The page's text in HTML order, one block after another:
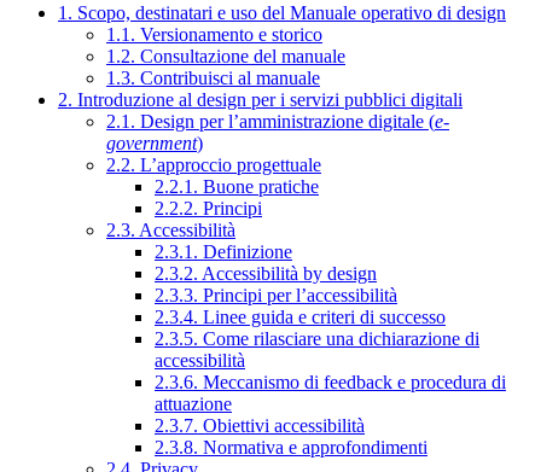
1. Scopo, destinatari e uso del Manuale operativo di design
1.1. Versionamento e storico
1.2. Consultazione del manuale
1.3. Contribuisci al manuale
2. Introduzione al design per i servizi pubblici digitali
2.1. Design per l’amministrazione digitale (e-
government)
2.2. L’approccio progettuale
2.2.1. Buone pratiche
2.2.2. Principi
2.3. Accessibilità
2.3.1. Definizione
2.3.2. Accessibilità by design
2.3.3. Principi per l’accessibilità
2.3.4. Linee guida e criteri di successo
2.3.5. Come rilasciare una dichiarazione di
accessibilità
2.3.6. Meccanismo di feedback e procedura di
attuazione
2.3.7. Obiettivi accessibilità
2.3.8. Normativa e approfondimenti